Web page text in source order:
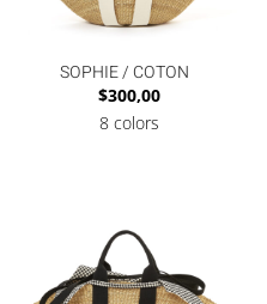
SOPHIE / COTON
$300,00
8 colors